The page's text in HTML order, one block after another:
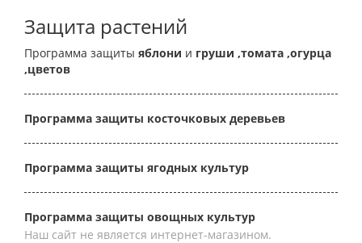
Защита растений
Программа защиты яблони и груши ,томата ,огурца
,цветов
Программа защиты косточковых деревьев
Программа защиты ягодных культур
Программа защиты овощных культур
Наш сайт не является интернет-магазином.